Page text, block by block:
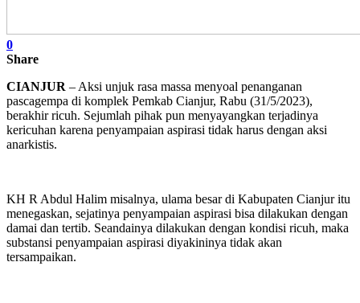
0
Share
CIANJUR – Aksi unjuk rasa massa menyoal penanganan
pascagempa di komplek Pemkab Cianjur, Rabu (31/5/2023),
berakhir ricuh. Sejumlah pihak pun menyayangkan terjadinya
kericuhan karena penyampaian aspirasi tidak harus dengan aksi
anarkistis.
KH R Abdul Halim misalnya, ulama besar di Kabupaten Cianjur itu
menegaskan, sejatinya penyampaian aspirasi bisa dilakukan dengan
damai dan tertib. Seandainya dilakukan dengan kondisi ricuh, maka
substansi penyampaian aspirasi diyakininya tidak akan
tersampaikan.